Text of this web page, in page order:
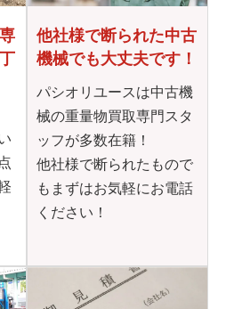
他社様で断られた中古
機械でも大丈夫です！
パシオリユースは中古機
械の重量物買取専門スタ
ッフが多数在籍！
他社様で断られたもので
もまずはお気軽にお電話
ください！